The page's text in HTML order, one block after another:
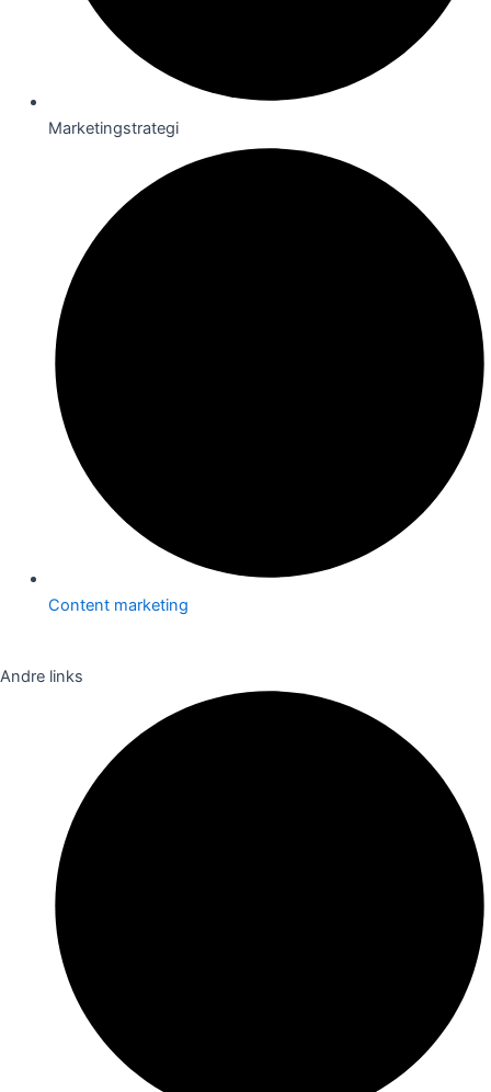
Marketingstrategi
Content marketing
Andre links